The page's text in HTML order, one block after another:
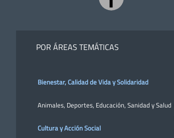
POR ÁREAS TEMÁTICAS
Bienestar, Calidad de Vida y Solidaridad
Animales, Deportes, Educación, Sanidad y Salud
Cultura y Acción Social